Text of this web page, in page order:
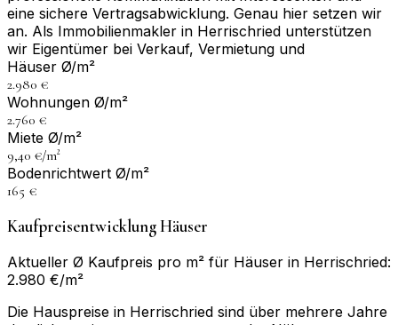
eine sichere Vertragsabwicklung. Genau hier setzen wir
an. Als Immobilienmakler in Herrischried unterstützen
wir Eigentümer bei Verkauf, Vermietung und
Häuser Ø/m²
2.980 €
Wohnungen Ø/m²
2.760 €
Miete Ø/m²
9,40 €/m²
Bodenrichtwert Ø/m²
165 €
Kaufpreisentwicklung Häuser
Aktueller Ø Kaufpreis pro m² für Häuser in Herrischried:
2.980 €/m²
Die Hauspreise in Herrischried sind über mehrere Jahre